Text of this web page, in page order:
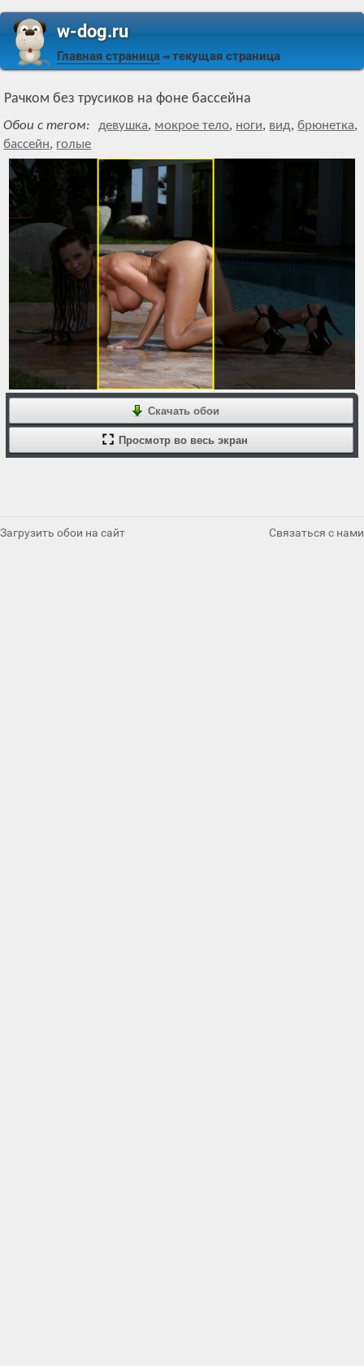
w-dog.ru
Главная страница ⇒ текущая страница
Рачком без трусиков на фоне бассейна
Обои с тегом: девушка, мокрое тело, ноги, вид,брюнетка,
бассейн, голые
Скачать обои
Просмотр во весь экран
Загрузить обои на сайт Связаться с нами